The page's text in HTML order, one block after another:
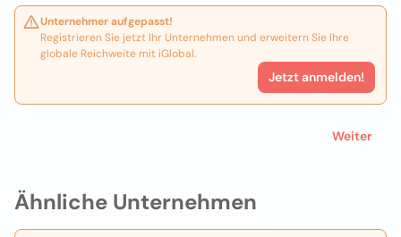
Ähnliche Unternehmen
Unternehmer aufgepasst!
Registrieren Sie jetzt Ihr Unternehmen und erweitern Sie Ihre
globale Reichweite mit iGlobal.
Jetzt anmelden!
Weiter